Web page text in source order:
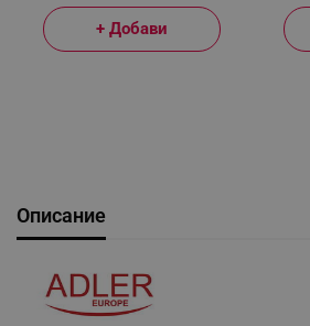
+ Добави
Описание